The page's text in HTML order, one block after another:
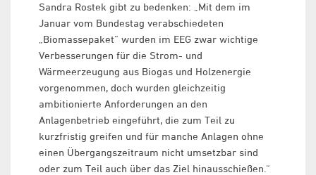
Sandra Rostek gibt zu bedenken: „Mit dem im
Januar vom Bundestag verabschiedeten
„Biomassepaket“ wurden im EEG zwar wichtige
Verbesserungen für die Strom- und
Wärmeerzeugung aus Biogas und Holzenergie
vorgenommen, doch wurden gleichzeitig
ambitionierte Anforderungen an den
Anlagenbetrieb eingeführt, die zum Teil zu
kurzfristig greifen und für manche Anlagen ohne
einen Übergangszeitraum nicht umsetzbar sind
oder zum Teil auch über das Ziel hinausschießen.“